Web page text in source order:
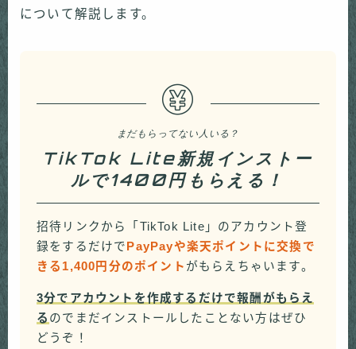
について解説します。
まだもらってない人いる？
TikTok Lite新規インストー
ルで1400円もらえる！
招待リンクから「TikTok Lite」のアカウント登
録をするだけでPayPayや楽天ポイントに交換で
きる1,400円分のポイント がもらえちゃいます。
3分でアカウントを作成するだけで報酬がもらえ
る のでまだインストールしたことない方はぜひ
どうぞ！